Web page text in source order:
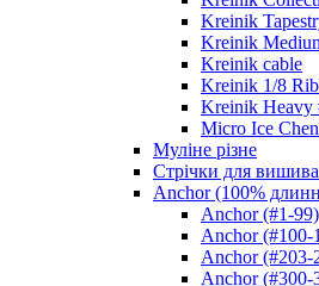
Kreinik
Kreinik
Kreinik cable
Kreinik 1/8
Kreinik Heavy
Micro Ice
Муліне різне
Стрічки для
Anchor (100%
Anchor (#1-99)
Anchor (#100-
Anchor (#203-
Anchor (#300-